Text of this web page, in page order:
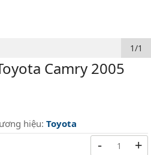
1/1
Camry 2005
hiệu: Toyota
- +